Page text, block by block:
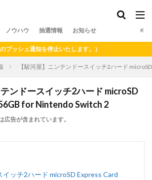
ノウハウ 抽選情報 お知らせ
ュ通知を停止いたします。）
【駿河屋】ニンテンドースイッチ2ハード
テンドースイッチ2ハード microSD
for Nintendo Switch 2
広告が含まれています。
イッチ2ハード microSD Express Card